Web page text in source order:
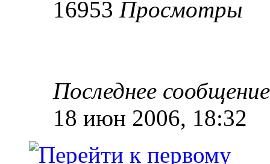
16953 Просмотры
Последнее
18 июн 2006, 18:32